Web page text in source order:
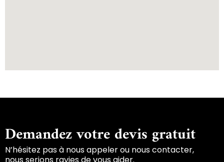
Demandez votre devis gratuit
N’hésitez pas à nous appeler ou nous contacter,
nous serions ravies de vous aider.